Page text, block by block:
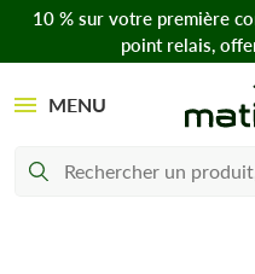
10 % sur votre première
point relais,
MENU